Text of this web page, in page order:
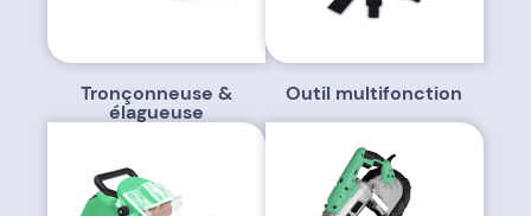
Tronçonneuse &
élagueuse
Outil multifonction